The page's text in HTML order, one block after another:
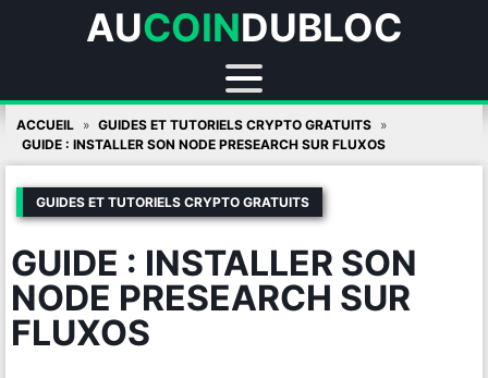
AUCOINDUBLOC
Skip
content
ACCUEIL
GUIDES ET TUTORIELS CRYPTO GRATUITS
GUIDE : INSTALLER SON NODE PRESEARCH SUR FLUXOS
GUIDES ET TUTORIELS CRYPTO GRATUITS
GUIDE : INSTALLER SON
NODE PRESEARCH SUR
FLUXOS